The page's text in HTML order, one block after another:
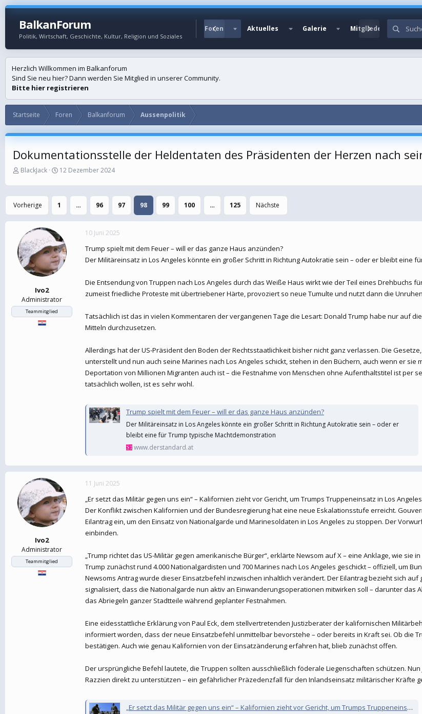
BalkanForum
Politik, Wirtschaft, Geschichte, Kultur, Religion und Soziales
Foren Aktuelles Galerie Mitglieder
Herzlich Willkommen im Balkanforum
Sind Sie neu hier? Dann werden Sie Mitglied in unserer Community.
Bitte hier registrieren
Startseite Foren Balkanforum Aussenpolitik
Dokumentationsstelle der Heldentaten des Präsidenten der Herzen nach
E
s
t
e
l
e
r
BlackJack
E
s
t
e
l
t
a
m
12 Dezember 2024
Vorherige 1 … 96 97 98 99 100 … 125 Nächste
Ivo2
Administrator
Teammitglied
10 Juni 2025
Trump spielt mit dem Feuer – will er das ganze Haus anzünden?
Der Militäreinsatz in Los Angeles könnte ein großer Schritt in Richtung Autokratie sein – oder er bleibt eine
Die Entsendung von Truppen nach Los Angeles durch das Weiße Haus wirkt wie der Teil eines Drehbuchs
zumeist friedliche Proteste mit übertriebener Härte, provoziert so neue Tumulte und nutzt dann die
Tatsächlich ist das in vielen Kommentaren der vergangenen Tage die Lesart: Donald Trump habe nur auf
Mitteln durchzusetzen.
Allerdings hat der US-Präsident den Boden der Rechtsstaatlichkeit bisher nicht ganz verlassen. Die
unterstellt und nun auch seine Marines nach Los Angeles schickt, stehen in den Büchern, auch wenn er
Deportation von Millionen Migranten auch ist – die Festnahme von Menschen ohne Aufenthaltstitel ist per
tatsächlich wollen, ist es sehr wohl.
Trump spielt mit dem Feuer – will er das ganze Haus anzünden?
Der Militäreinsatz in Los Angeles könnte ein großer Schritt in Richtung Autokratie sein – oder er
bleibt eine für Trump typische Machtdemonstration
www.derstandard.at
Ivo2
Administrator
Teammitglied
11 Juni 2025
„Er setzt das Militär gegen uns ein“ – Kalifornien zieht vor Gericht, um Trumps Truppeneinsatz in Los
Der Konflikt zwischen Kalifornien und der Bundesregierung hat eine neue Eskalationsstufe erreicht.
Eilantrag ein, um den Einsatz von Nationalgarde und Marinesoldaten in Los Angeles zu stoppen. Der
einbinden.
„Trump richtet das US-Militär gegen amerikanische Bürger“, erklärte Newsom auf X – eine Anklage, wie
Trump zunächst rund 4.000 Nationalgardisten und 700 Marines nach Los Angeles geschickt – offiziell, um
Newsoms Antrag wurde dieser Einsatzbefehl inzwischen inhaltlich verändert. Der Eilantrag bezieht sich
signalisiert, dass die Nationalgarde nun aktiv an Einwanderungsoperationen mitwirken soll – darunter das
das Abriegeln ganzer Stadtteile während geplanter Festnahmen.
Eine eidesstattliche Erklärung von Paul Eck, dem stellvertretenden Justizberater der kalifornischen
informiert worden, dass der neue Einsatzbefehl unmittelbar bevorstehe – oder bereits in Kraft sei. Ob die
bestätigen. Auch wie genau Kalifornien von der Einsatzänderung erfahren hat, blieb zunächst offen.
Der ursprüngliche Befehl lautete, die Truppen sollten ausschließlich föderale Liegenschaften schützen.
Razzien direkt zu unterstützen – ein gefährlicher Präzedenzfall für den Inlandseinsatz militärischer Kräfte
„Er setzt das Militär gegen uns ein“ – Kalifornien zieht vor Gericht, um Trumps Truppeneinsatz in Los Angeles zu stoppen